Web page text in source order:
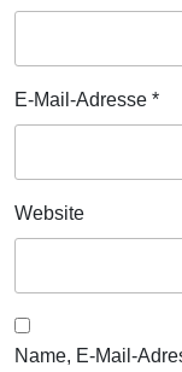
E-Mail-Adresse *
Website
Name, E-Mail-